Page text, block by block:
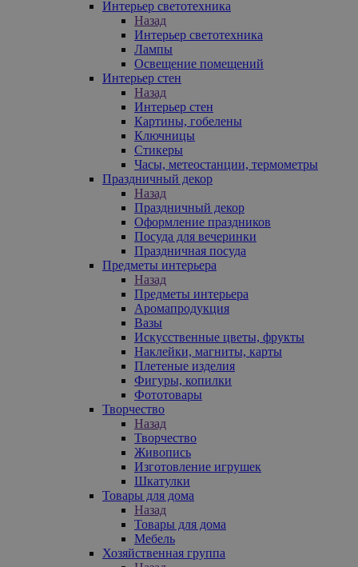
Интерьер светотехника
Назад
Интерьер светотехника
Лампы
Освещение помещений
Интерьер стен
Назад
Интерьер стен
Картины, гобелены
Ключницы
Стикеры
Часы, метеостанции, термометры
Праздничный декор
Назад
Праздничный декор
Оформление праздников
Посуда для вечеринки
Праздничная посуда
Предметы интерьера
Назад
Предметы интерьера
Аромапродукция
Вазы
Искусственные цветы, фрукты
Наклейки, магниты, карты
Плетеные изделия
Фигуры, копилки
Фототовары
Творчество
Назад
Творчество
Живопись
Изготовление игрушек
Шкатулки
Товары для дома
Назад
Товары для дома
Мебель
Хозяйственная группа